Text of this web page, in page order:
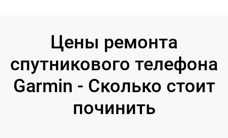
Цены ремонта
спутникового телефона
Garmin - Сколько стоит
починить